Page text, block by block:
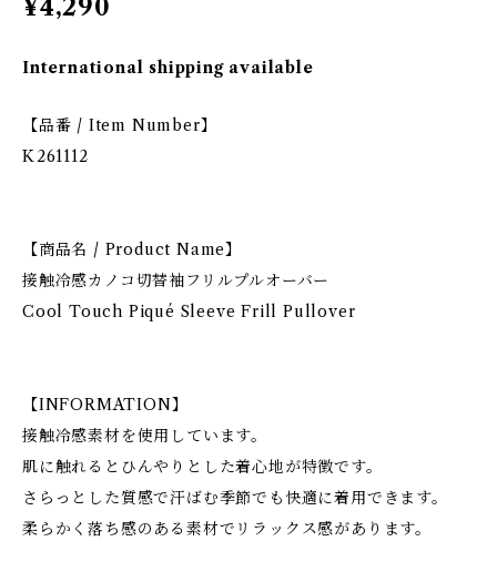
¥4,290
International shipping available
【品番 / Item Number】
K261112
【商品名 / Product Name】
接触冷感カノコ切替袖フリルプルオーバー
Cool Touch Piqué Sleeve Frill Pullover
【INFORMATION】
接触冷感素材を使用しています。
肌に触れるとひんやりとした着心地が特徴です。
さらっとした質感で汗ばむ季節でも快適に着用できます。
柔らかく落ち感のある素材でリラックス感があります。